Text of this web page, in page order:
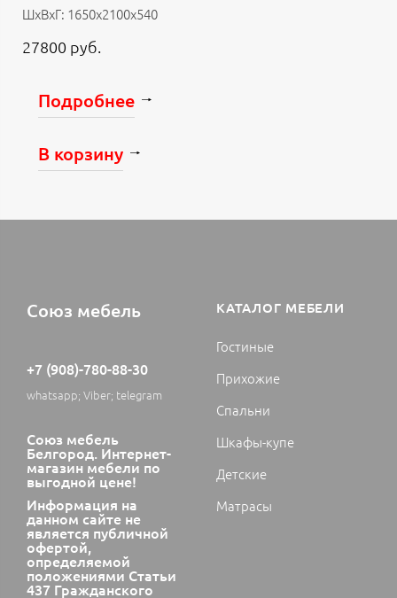
ШхВхГ: 1650х2100х540
27800 руб.
Подробнее
В корзину
Союз мебель
+7 (908)-780-88-30
whatsapp; Viber; telegram
Союз мебель
Белгород. Интернет-
магазин мебели по
выгодной цене!
Информация на
данном сайте не
является публичной
офертой,
определяемой
положениями Статьи
437 Гражданского
КАТАЛОГ МЕБЕЛИ
Гостиные
Прихожие
Спальни
Шкафы-купе
Детские
Матрасы